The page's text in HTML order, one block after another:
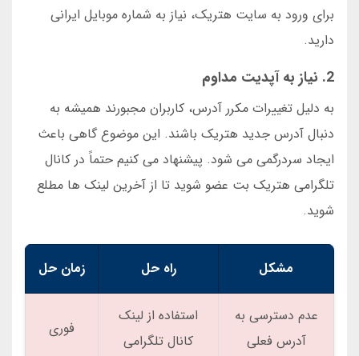
برای ورود به سایت هتریک، نیاز به شماره موبایل ایرانی
دارید.
2. نیاز به آپدیت مداوم
به دلیل تغییرات مکرر آدرس، کاربران مجبورند همیشه به
دنبال آدرس جدید هتریک باشند. این موضوع گاهی باعث
ایجاد سردرگمی می شود. پیشنهاد می کنیم حتماً در کانال
تلگرامی هتریک بت عضو شوید تا از آخرین لینک ها مطلع
شوید.
مشکل راه حل زمان حل
عدم دسترسی به
آدرس فعلی
استفاده از لینک
کانال تلگرامی
فوری